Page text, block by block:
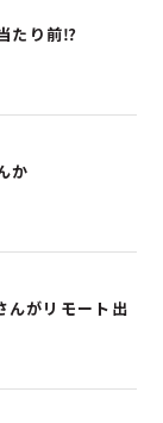
たり前⁉
か
がリモート出